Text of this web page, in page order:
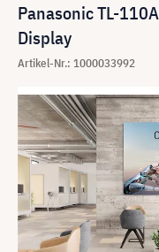
Panasonic TL-
Display
Artikel-Nr.: 1000033992